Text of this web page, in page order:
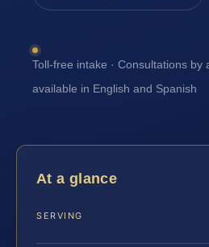
Toll-free intake · Consultations by
available in English and Spanish
At a glance
SERVING